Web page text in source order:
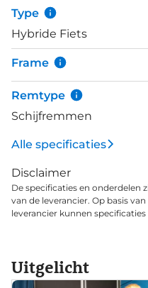
voorvering geeft een
wegdek, hij is ook nog
een standaard verende voorvork.
ontwikkeld in
opgebouwd met
naafversnellingen en
voor plezierige en vele
Type
Hybride Fiets
Frame
Remtype
Schijfremmen
Alle specificaties
Disclaimer
De specificaties en onderdelen
van de leverancier. Op basis
leverancier kunnen specificaties
Uitgelicht